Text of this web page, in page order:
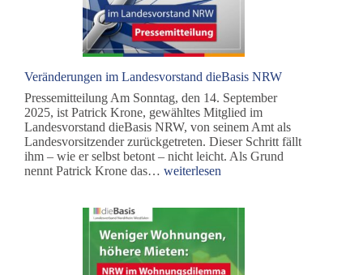
Veränderungen im Landesvorstand dieBasis NRW
Pressemitteilung Am Sonntag, den 14. September
2025, ist Patrick Krone, gewähltes Mitglied im
Landesvorstand dieBasis NRW, von seinem Amt als
Landesvorsitzender zurückgetreten. Dieser Schritt fällt
ihm – wie er selbst betont – nicht leicht. Als Grund
nennt Patrick Krone das…Veränderungen
NRW
weiterlesen